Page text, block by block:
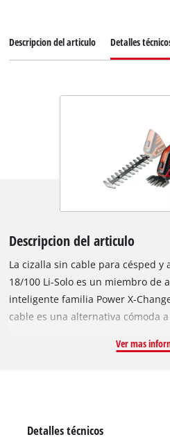
Descripcion del articulo Detalles
Descripcion del articulo
La cizalla sin cable para césped y
18/100 Li-Solo es un miembro de
inteligente familia Power X-
cable es una alternativa cómoda
silenciosa y versátil que las
de arbustos cortadas con láser y
Ver mas
Detalles técnicos